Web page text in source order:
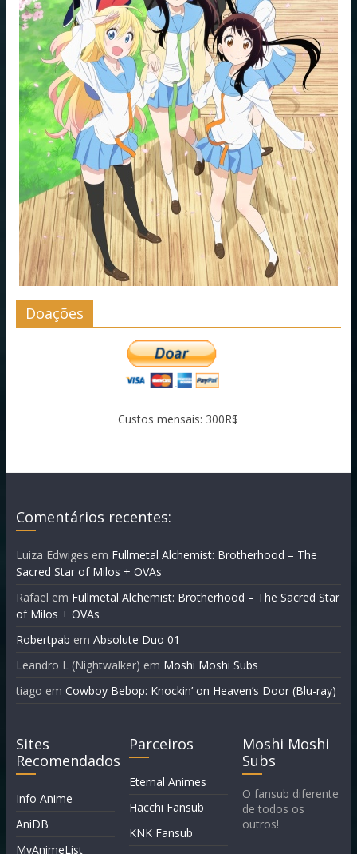
Doações
Custos mensais: 300R$
Comentários recentes:
Luiza Edwiges em Fullmetal Alchemist: Brotherhood – The
Sacred Star of Milos + OVAs
Rafael em Fullmetal Alchemist: Brotherhood – The Sacred Star
of Milos + OVAs
Robertpab em Absolute Duo 01
Leandro L (Nightwalker) em Moshi Moshi Subs
tiago em Cowboy Bebop: Knockin’ on Heaven’s Door (Blu-ray)
Sites
Recomendados
Info Anime
AniDB
MyAnimeList
Parceiros
Eternal Animes
Hacchi Fansub
KNK Fansub
Moshi Moshi
Subs
O fansub diferente
de todos os
outros!